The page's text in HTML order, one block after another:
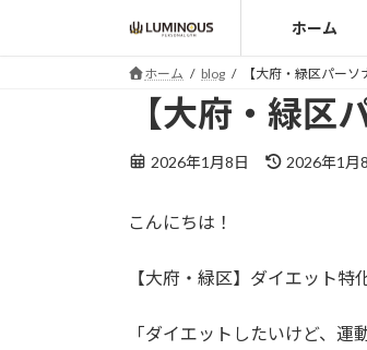
ホーム
ホーム blog 【大府・緑区パー
【大府・緑区
2026年1月8日
最
:
2026年1月
こんにちは！
【大府・緑区】ダイエット特
「ダイエットしたいけど、運